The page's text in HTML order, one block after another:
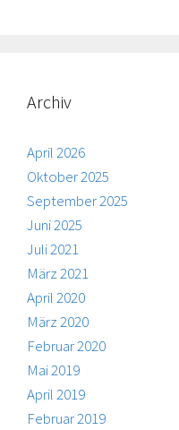
Archiv
April 2026
Oktober 2025
September 2025
Juni 2025
Juli 2021
März 2021
April 2020
März 2020
Februar 2020
Mai 2019
April 2019
Februar 2019